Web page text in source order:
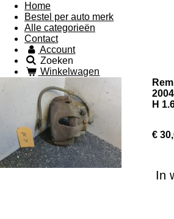
Home
Bestel per auto merk
Alle categorieën
Contact
Account
Zoeken
Winkelwagen
H
€
In